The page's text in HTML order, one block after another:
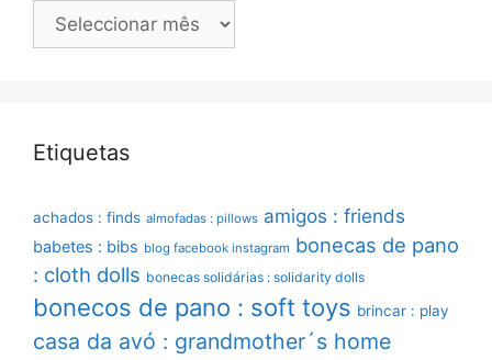
Arquivo
Etiquetas
achados : finds almofadas : pillows amigos : friends
babetes : bibs blog facebook instagram bonecas de pano
: cloth dolls bonecas solidárias : solidarity dolls
bonecos de pano : soft toys brincar : play
casa da avó : grandmother´s home